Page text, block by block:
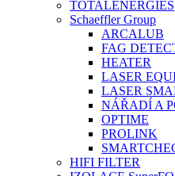
TOTALENERGIES
Schaeffler Group
ARCALUB
FAG
HEATER
LASER
LASER
NÁŘADÍ A
OPTIME
PROLINK
HIFI FILTER